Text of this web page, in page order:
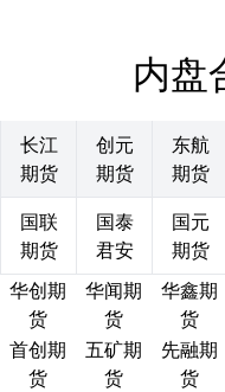
内盘
长江
期货
创元
期货
东航
期货
国联
期货
国泰
君安
国元
期货
华创期
货
华闻期
货
华鑫期
货
首创期
货
五矿期
货
先融期
货